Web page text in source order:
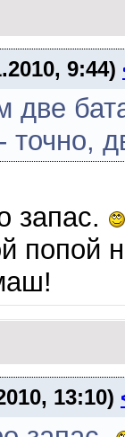
9:44)
точно,
запас.
попой
13:10)